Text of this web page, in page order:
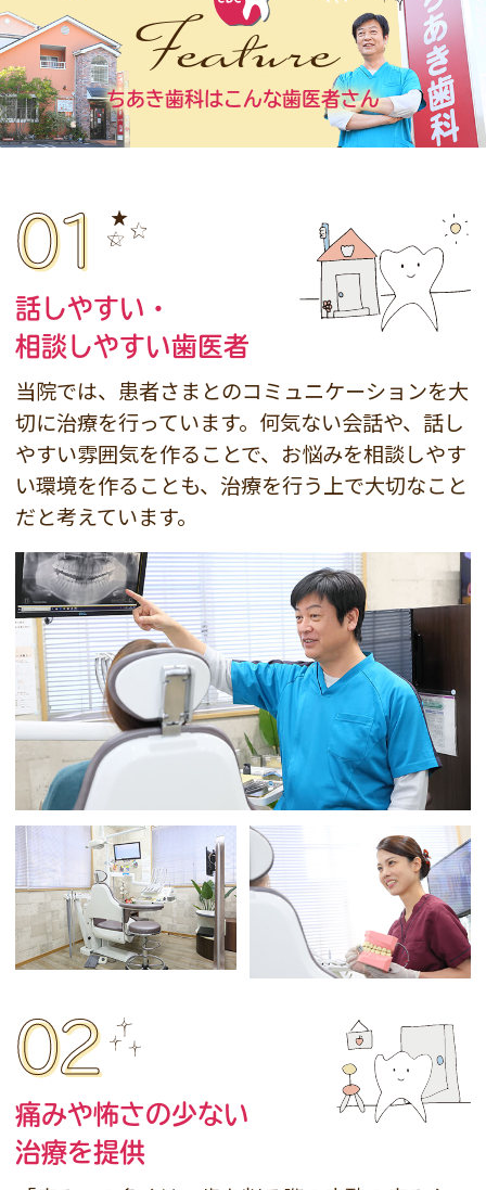
Feature
ちあき歯科はこんな歯医者さん
01
話しやすい・
相談しやすい歯医者
当院では、患者さまとのコミュニケーションを大
切に治療を行っています。何気ない会話や、話し
やすい雰囲気を作ることで、お悩みを相談しやす
い環境を作ることも、治療を行う上で大切なこと
だと考えています。
02
痛みや怖さの少ない
治療を提供